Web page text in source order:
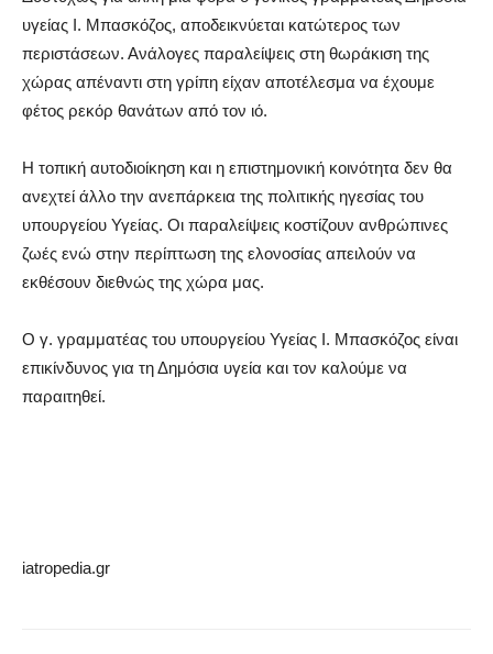
υγείας Ι. Μπασκόζος, αποδεικνύεται κατώτερος των
περιστάσεων. Ανάλογες παραλείψεις στη θωράκιση της
χώρας απέναντι στη γρίπη είχαν αποτέλεσμα να έχουμε
φέτος ρεκόρ θανάτων από τον ιό.
Η τοπική αυτοδιοίκηση και η επιστημονική κοινότητα δεν θα
ανεχτεί άλλο την ανεπάρκεια της πολιτικής ηγεσίας του
υπουργείου Υγείας. Οι παραλείψεις κοστίζουν ανθρώπινες
ζωές ενώ στην περίπτωση της ελονοσίας απειλούν να
εκθέσουν διεθνώς της χώρα μας.
Ο γ. γραμματέας του υπουργείου Υγείας Ι. Μπασκόζος είναι
επικίνδυνος για τη Δημόσια υγεία και τον καλούμε να
παραιτηθεί.
iatropedia.gr